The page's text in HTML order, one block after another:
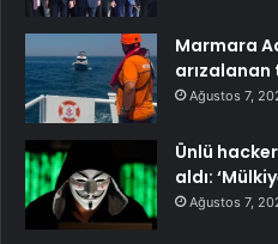
Marmara
arızalanan
Ağustos 7,
Ünlü
aldı:
Ağustos 7,